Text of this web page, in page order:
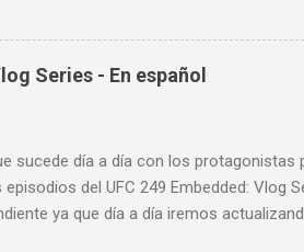
velocidad de tus desplazamientos o tu
puedes aprender a golpear la pera
tipos de entrenamiento con la pera loca:
Series - En español
sucede día a día con los protagonistas
del UFC 249 Embedded: Vlog
ya que día a día iremos